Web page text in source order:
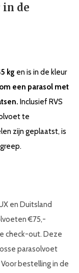
in de
kg en is in de kleur
een parasol met
Inclusief RVS
te
zijn geplaatst, is
en Duitsland
€75,-
check-out. Deze
parasolvoet
bestelling in de